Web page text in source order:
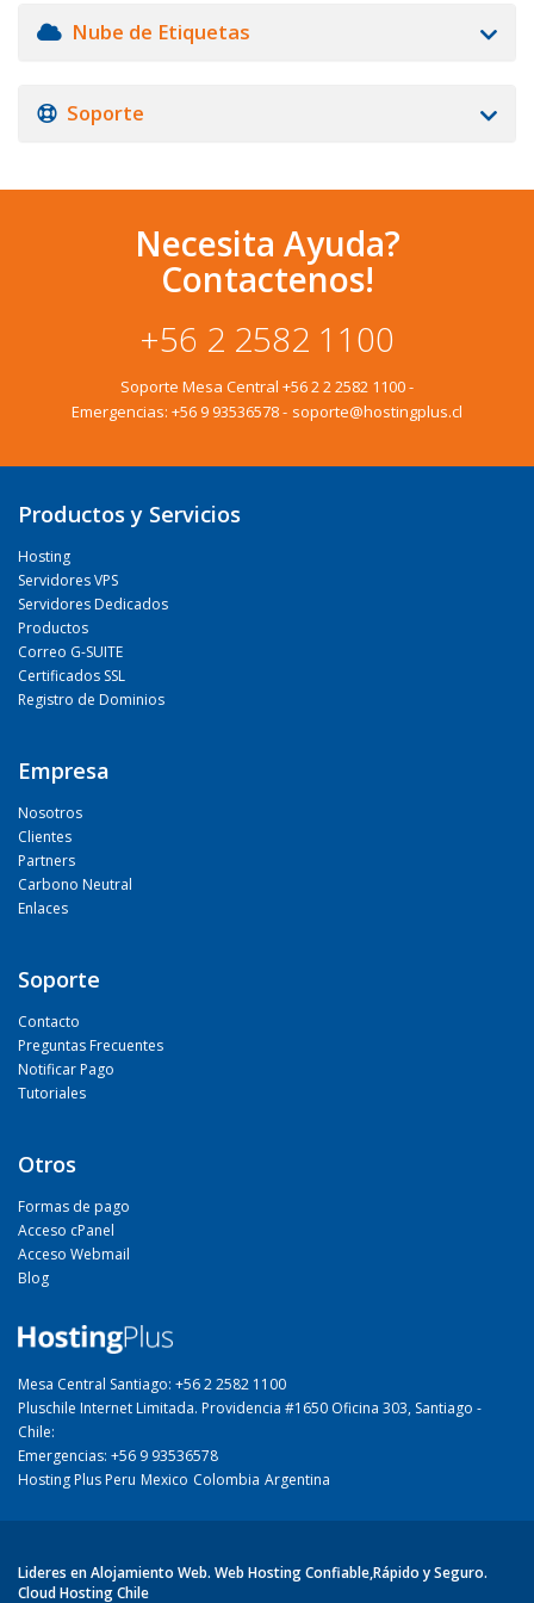
Nube de Etiquetas
Soporte
Necesita Ayuda?
Contactenos!
+56 2 2582 1100
Soporte Mesa Central +56 2 2 2582 1100-
Emergencias: +56 9 93536578- soporte@hostingplus.cl
Productos y Servicios
Hosting
Servidores VPS
Servidores Dedicados
Productos
Correo G-SUITE
Certificados SSL
Registro de Dominios
Empresa
Nosotros
Clientes
Partners
Carbono Neutral
Enlaces
Soporte
Contacto
Preguntas Frecuentes
Notificar Pago
Tutoriales
Otros
Formas de pago
Acceso cPanel
Acceso Webmail
Blog
Mesa Central Santiago: +56 2 2582 1100
Pluschile Internet Limitada. Providencia #1650 Oficina 303, Santiago -
Chile:
Emergencias: +56 9 93536578
Hosting Plus Peru Mexico Colombia Argentina
Lideres en Alojamiento Web. Web Hosting Confiable,Rápido y Seguro.
Cloud Hosting Chile